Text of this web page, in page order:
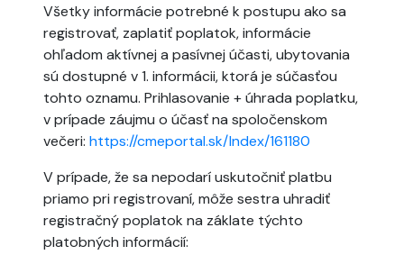
Všetky informácie potrebné k postupu ako sa
registrovať, zaplatiť poplatok, informácie
ohľadom aktívnej a pasívnej účasti, ubytovania
sú dostupné v 1. informácii, ktorá je súčasťou
tohto oznamu. Prihlasovanie + úhrada poplatku,
v prípade záujmu o účasť na spoločenskom
večeri: https://cmeportal.sk/Index/161180
V prípade, že sa nepodarí uskutočniť platbu
priamo pri registrovaní, môže sestra uhradiť
registračný poplatok na záklate týchto
platobných informácií: